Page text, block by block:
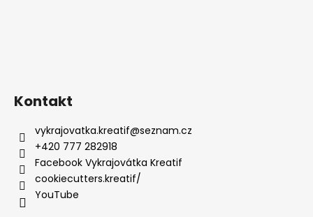
Kontakt
vykrajovatka.kreatif@seznam.cz
+420 777 282918
Facebook Vykrajovátka Kreatif
cookiecutters.kreatif/
YouTube